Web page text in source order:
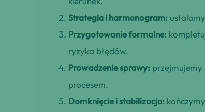
Strategia i harmonogram:
Przygotowanie formalne:
ryzyka błędów.
Prowadzenie sprawy: przejmujemy
procesem.
Domknięcie i stabilizacja: